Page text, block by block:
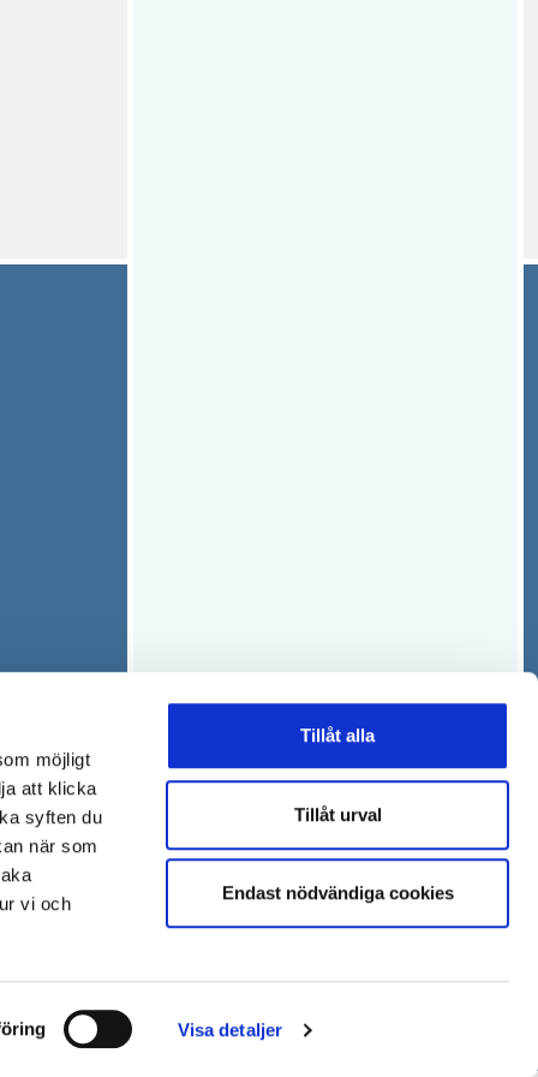
möjligt
att klicka
syften du
när som
vi och
Visa detaljer
Tillåt alla
Tillåt urval
Endast nödvändiga cookies